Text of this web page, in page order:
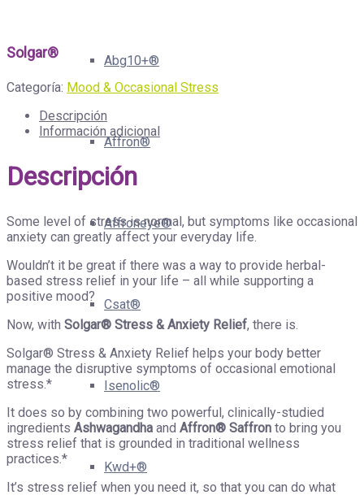
Abg10+®
Affron®
Affroneye®
Csat®
Isenolic®
Kwd+®
Solgar®
Categoría: Mood & Occasional Stress
Descripción
Información adicional
Descripción
Some level of stress is normal, but symptoms like occasional
anxiety can greatly affect your everyday life.
Wouldn’t it be great if there was a way to provide herbal-
based stress relief in your life – all while supporting a
positive mood?
Now, with Solgar® Stress & Anxiety Relief, there is.
Solgar® Stress & Anxiety Relief helps your body better
manage the disruptive symptoms of occasional emotional
stress.*
It does so by combining two powerful, clinically-studied
ingredients Ashwagandha and Affron® Saffron to bring you
stress relief that is grounded in traditional wellness
practices.*
It’s stress relief when you need it, so that you can do what